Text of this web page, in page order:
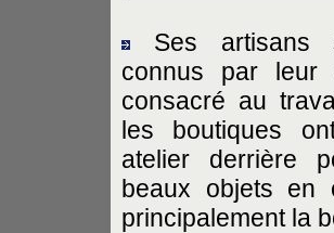
Ses artisans
connus par leur
consacré au
les boutiques
atelier derrière
beaux objets en
principalement la